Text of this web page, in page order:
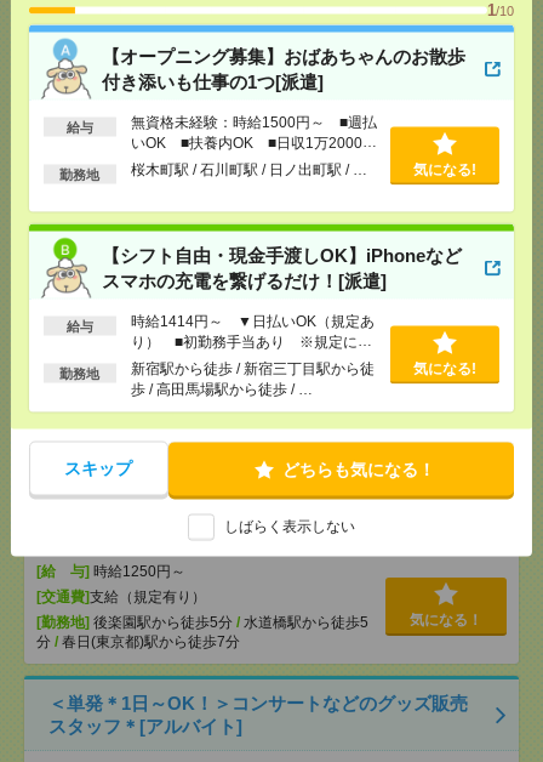
1/10
【オープニング募集】おばあちゃんのお散歩
付き添いも仕事の1つ[派遣]
給与
無資格未経験：時給1500円～ ■週払
いOK ■扶養内OK ■日収1万2000円
以上
勤務地 桜木町駅 / 石川町駅 / 日ノ出町駅 / … 気になる!
【シフト自由・現金手渡しOK】iPhoneなど
スマホの充電を繋げるだけ！[派遣]
給与
時給1414円～ ▼日払いOK（規定あ
り） ■初勤務手当あり ※規定によ
る
勤務地
新宿駅から徒歩 / 新宿三丁目駅から徒
歩 / 高田馬場駅から徒歩 / …
気になる!
スキップ どちらも気になる！
しばらく表示しない
[交通費]交通費全額支給
[勤務地]
桜木町駅 石川町駅 / 日ノ出町駅 …
気になる！
【シフト自由・現金手渡しOK】iPhoneなどスマホの
充電を繋げるだけ！[派遣]
[給 与]時給1414円～ ▼日払いOK（規定あ
[勤務地]新宿駅から徒歩/新宿三丁目駅から徒歩/
高田馬場駅から徒歩
気になる！
＜日本を代表するバンド＊サカナクション＞ツアー
公演のサポートバイト＠日本武道館[アルバイト]
[給 与]時給1250円～
支給（規定有り）
神保町駅から徒歩15分/…
気になる！
＜SEKAI NO OWARI＊8月15日・16日＞ドーム公演
のサポートバイト[アルバイト]
[給 与] 時給1250円～
[交通費]支給（規定有り）
[勤務地] 後楽園駅から徒歩5分 / 水道橋駅から徒歩5
分 / 春日(東京都)駅から徒歩7分
気になる！
＜単発＊1日～OK！＞コンサートなどのグッズ販売
スタッフ＊[アルバイト]